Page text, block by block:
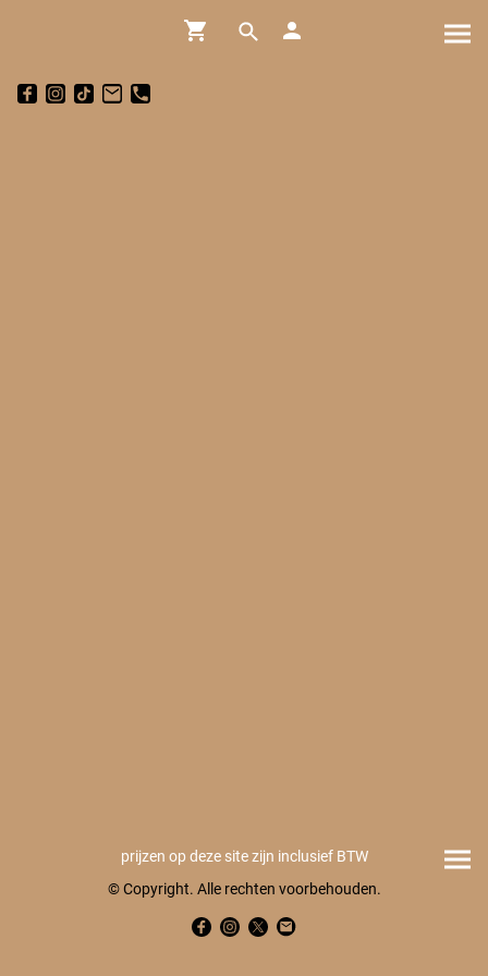
prijzen op deze site zijn inclusief BTW
© Copyright. Alle rechten voorbehouden.